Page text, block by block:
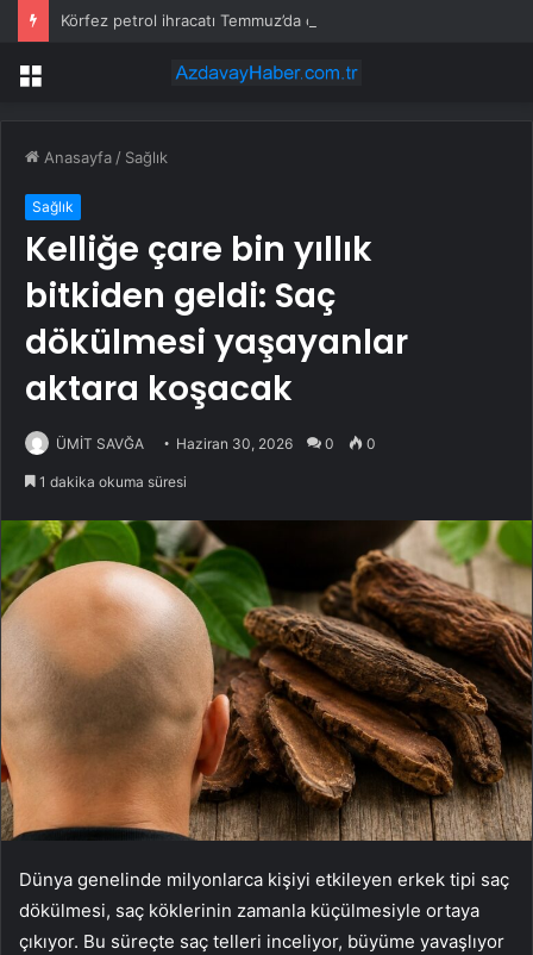
Menü
Anasayfa / Sağlık
Sağlık
Kelliğe çare bin yıllık
bitkiden geldi: Saç
dökülmesi yaşayanlar
aktara koşacak
ÜMİT SAVĞA Haziran 30, 2026 0 0
1 dakika okuma süresi
Dünya genelinde milyonlarca kişiyi etkileyen erkek tipi saç
dökülmesi, saç köklerinin zamanla küçülmesiyle ortaya
çıkıyor. Bu süreçte saç telleri inceliyor, büyüme yavaşlıyor